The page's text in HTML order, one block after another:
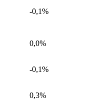
-0,1%
0,0%
-0,1%
0,3%